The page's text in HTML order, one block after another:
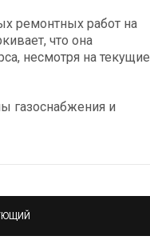
ремонтных работ на
что она
несмотря на текущие
газоснабжения и